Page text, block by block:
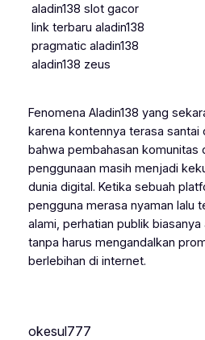
aladin138 slot gacor
link terbaru aladin138
pragmatic aladin138
aladin138 zeus
Fenomena Aladin138 yang
karena kontennya terasa santai
bahwa pembahasan komunitas
penggunaan masih menjadi
dunia digital. Ketika sebuah
pengguna merasa nyaman lalu
alami, perhatian publik
tanpa harus mengandalkan
berlebihan di internet.
okesul777